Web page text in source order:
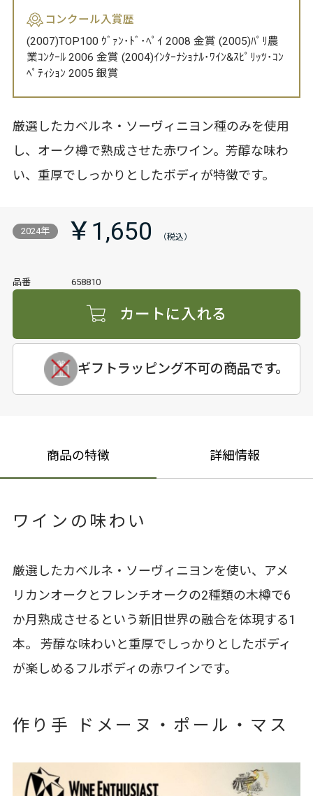
コンクール入賞歴
(2007)TOP100 ｳﾞｧﾝ･ﾄﾞ･ﾍﾟｲ 2008 金賞 (2005)ﾊﾟﾘ農
業ｺﾝｸｰﾙ 2006 金賞 (2004)ｲﾝﾀｰﾅｼｮﾅﾙ･ﾜｲﾝ&ｽﾋﾟﾘｯﾂ･ｺﾝ
ﾍﾟﾃｨｼｮﾝ 2005 銀賞
厳選したカベルネ・ソーヴィニヨン種のみを使用
し、オーク樽で熟成させた赤ワイン。芳醇な味わ
い、重厚でしっかりとしたボディが特徴です。
2024年 ￥1,650
品番 658810
カートに入れる
ギフトラッピング不可の商品です。
商品の特徴 詳細情報
ワインの味わい
厳選したカベルネ・ソーヴィニヨンを使い、アメ
リカンオークとフレンチオークの2種類の木樽で6
か月熟成させるという新旧世界の融合を体現する1
本。 芳醇な味わいと重厚でしっかりとしたボディ
が楽しめるフルボディの赤ワインです。
作り手 ドメーヌ・ポール・マス